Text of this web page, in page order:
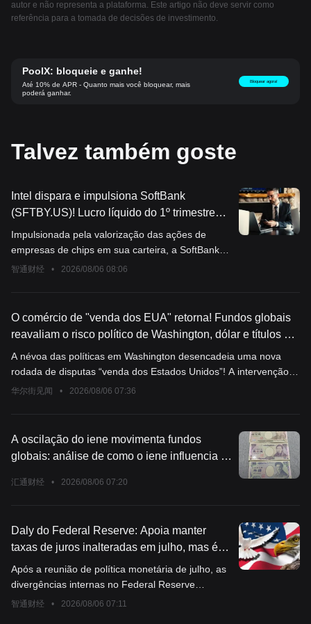
autor e não representa a plataforma. Este artigo não deve servir como
referência para a tomada de decisões de investimento.
PoolX: bloqueie e ganhe!
Até 10% de APR - Quanto mais você bloquear, mais
poderá ganhar.
Bloquear agora!
Talvez também goste
Intel dispara e impulsiona SoftBank
(SFTBY.US)! Lucro líquido do 1º trimestre
supera amplamente as expectativas;
capacidade de captação de recursos
continua sendo um desafio de longo prazo
Impulsionada pela valorização das ações de
empresas de chips em sua carteira, a SoftBank
apresentou um desempenho de lucros no
mercado.
智通财经 • 2026/08/06 08:06
O comércio de "venda dos EUA" retorna! Fundos globais
reavaliam o risco político de Washington, dólar e títulos do
Tesouro dos EUA são os primeiros afetados
A névoa das políticas em Washington desencadeia uma nova
rodada de disputas “venda dos Estados Unidos”! A intervenção
rara do secretário do Tesouro no mercado cambial, somada às
EUA e uma queda inesperada do dólar. Sob a sombra do déficit,
o mercado está sendo obrigado a precificar o “prêmio Trump”,
colocando a base dos ativos em dólar sob um teste severo.
华尔街见闻 • 2026/08/06 07:36
A oscilação do iene movimenta fundos
globais: análise de como o iene influencia o
汇通财经 • 2026/08/06 07:20
Daly do Federal Reserve: Apoia manter
taxas de juros inalteradas em julho, mas é
necessário estar atento ao risco de
disseminação da inflação
Após a reunião de política monetária de julho, as
divergências internas no Federal Reserve
aumentaram, e a inflação persistente voltou a ser
智通财经 • 2026/08/06 07:11